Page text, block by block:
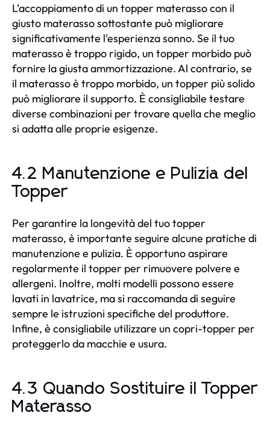
L'accoppiamento di un topper materasso con il
giusto materasso sottostante può migliorare
significativamente l'esperienza sonno. Se il tuo
materasso è troppo rigido, un topper morbido può
fornire la giusta ammortizzazione. Al contrario, se
il materasso è troppo morbido, un topper più solido
può migliorare il supporto. È consigliabile testare
diverse combinazioni per trovare quella che meglio
si adatta alle proprie esigenze.
4.2 Manutenzione e Pulizia del
Topper
Per garantire la longevità del tuo topper
materasso, è importante seguire alcune pratiche di
manutenzione e pulizia. È opportuno aspirare
regolarmente il topper per rimuovere polvere e
allergeni. Inoltre, molti modelli possono essere
lavati in lavatrice, ma si raccomanda di seguire
sempre le istruzioni specifiche del produttore.
Infine, è consigliabile utilizzare un copri-topper per
proteggerlo da macchie e usura.
4.3 Quando Sostituire il Topper
Materasso